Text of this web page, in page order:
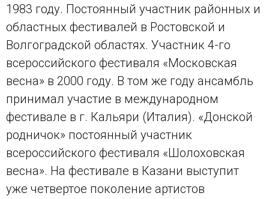
1983 году. Постоянный участник районных и
областных фестивалей в Ростовской и
Волгоградской областях. Участник 4-го
всероссийского фестиваля «Московская
весна» в 2000 году. В том же году ансамбль
принимал участие в международном
фестивале в г. Кальяри (Италия). «Донской
родничок» постоянный участник
всероссийского фестиваля «Шолоховская
весна». На фестивале в Казани выступит
уже четвертое поколение артистов